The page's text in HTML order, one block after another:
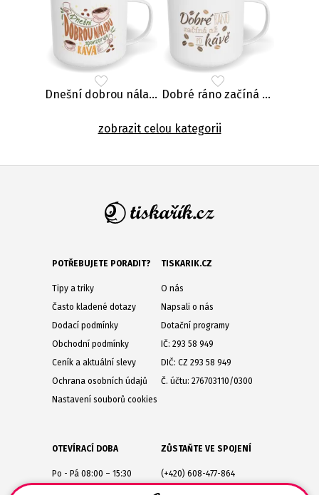
Dnešní dobrou náladu sponzoruje káva Dobré ráno začíná až po kávě
zobrazit celou kategorii
POTŘEBUJETE PORADIT?
Tipy a triky
Často kladené dotazy
Dodací podmínky
Obchodní podmínky
Ceník a aktuální slevy
Ochrana osobních údajů
Nastavení souborů cookies
TISKARIK.CZ
O nás
Napsali o nás
Dotační programy
IČ: 293 58 949
DIČ: CZ 293 58 949
Č. účtu: 276703110/0300
OTEVÍRACÍ DOBA
Po - Pá 08:00 – 15:30
ZŮSTAŇTE VE SPOJENÍ
(+420) 608-477-864